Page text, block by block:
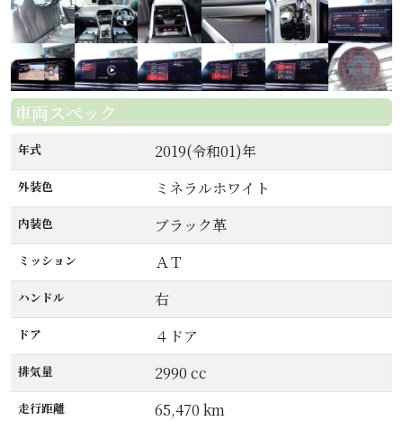
車両スペック
年式 2019(令和01)年
外装色 ミネラルホワイト
内装色 ブラック革
ミッション ＡＴ
ハンドル 右
ドア ４ドア
排気量 2990 cc
走行距離 65,470 km